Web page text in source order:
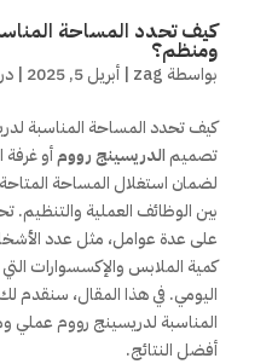
كيف تحدد المساحة
ومنظم؟
بواسطة zag
| أبريل 5, 2025 |
كيف تحدد المساحة المناسبة
تصميمالدريسينج روومأو
لضمان استغلال المساحة
بين الوظائف العملية والتنظيم.
على عدة عوامل، مثل عدد
كمية الملابس والإكسسوارات
اليومي. في هذا المقال، سنقدم
المناسبة لدريسينج رووم عملي
أفضل النتائج.